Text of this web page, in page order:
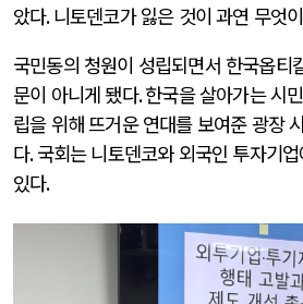
았다.니토덴코가 잃은 것이 과연 무엇
국민동의 청원이 성립되면서 한국옵티
문이 아니게 됐다.한국을 살아가는 시
립을 위해 뜨거운 연대를 보여준 광장
다.국회는 니토덴코와 외국인 투자기
있다.